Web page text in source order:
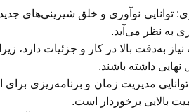
توانایی نوآوری و خلق شیرینی‌های
به نظر می‌آید.
به‌دقت بالا در کار و جزئیات دارد،
داشته باشند.
مدیریت زمان و برنامه‌ریزی
بالایی برخوردار است.